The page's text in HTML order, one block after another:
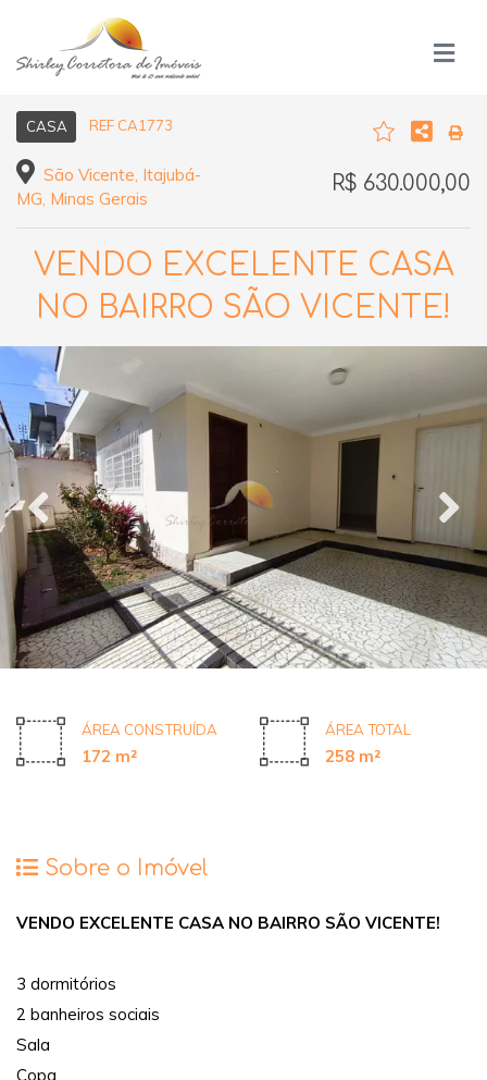
CASA REF CA1773
São Vicente, Itajubá-
MG, Minas Gerais
R$ 630.000,00
VENDO EXCELENTE CASA
NO BAIRRO SÃO VICENTE!
ÁREA CONSTRUÍDA
172 m²
ÁREA TOTAL
258 m²
Sobre o Imóvel
VENDO EXCELENTE CASA NO BAIRRO SÃO VICENTE!
3 dormitórios
2 banheiros sociais
Sala
Copa